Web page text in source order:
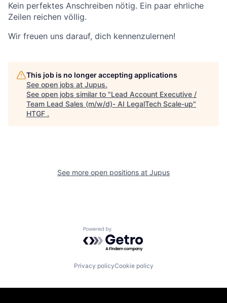
Kein perfektes Anschreiben nötig. Ein paar ehrliche
Zeilen reichen völlig.
Wir freuen uns darauf, dich kennenzulernen!
This job is no longer accepting applications
See open jobs at Jupus.
See open jobs similar to "Lead Account Executive /
Team Lead Sales (m/w/d)- AI LegalTech Scale-up"
HTGF .
See more open positions at Jupus
Powered by Getro.com
Privacy policyCookie policy